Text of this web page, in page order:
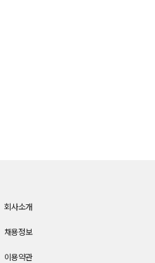
회사소개
채용정보
이용약관